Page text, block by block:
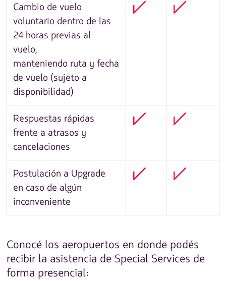
Cambio de vuelo
voluntario dentro de las
24 horas previas al
vuelo,
manteniendo ruta y fecha
de vuelo (sujeto a
disponibilidad)
Respuestas rápidas
frente a atrasos y
cancelaciones
Postulación a Upgrade
en caso de algún
inconveniente
Conocé los aeropuertos en donde podés
recibir la asistencia de Special Services de
forma presencial: